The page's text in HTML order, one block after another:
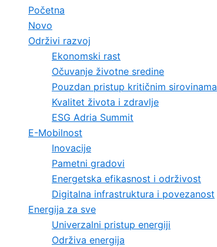
Početna
Novo
Održivi razvoj
Ekonomski rast
Očuvanje životne sredine
Pouzdan pristup kritičnim sirovinama
Kvalitet života i zdravlje
ESG Adria Summit
E-Mobilnost
Inovacije
Pametni gradovi
Energetska efikasnost i održivost
Digitalna infrastruktura i povezanost
Energija za sve
Univerzalni pristup energiji
Održiva energija